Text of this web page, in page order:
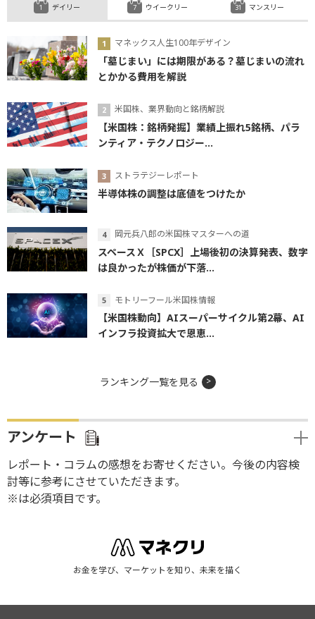
デイリー
マネックス人生100年デザイン
「墓じまい」には期限がある？墓じまいの流れ
とかかる費用を解説
米国株、業界動向と銘柄解説
【米国株：銘柄発掘】業績上振れ5銘柄、パラ
ンティア・テクノロジー...
ストラテジーレポート
半導体株の調整は底値をつけたか
岡元兵八郎の米国株マスターへの道
スペースＸ［SPCX］上場後初の決算発表、数字
は良かったが株価が下落...
モトリーフール米国株情報
【米国株動向】AIスーパーサイクル第2幕、AI
インフラ投資拡大で恩恵...
ウイークリー マンスリー
ランキング一覧を見る
アンケート
レポート・コラムの感想をお寄せください。今後の内容検
討等に参考にさせていただきます。
※は必須項目です。
お金を学び、マーケットを知り、未来を描く